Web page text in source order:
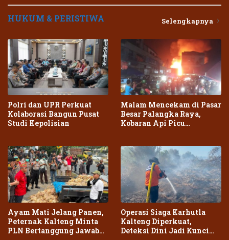
HUKUM & PERISTIWA Selengkapnya
Polri dan UPR Perkuat
Kolaborasi Bangun Pusat
Studi Kepolisian
Malam Mencekam di Pasar
Besar Palangka Raya,
Kobaran Api Picu
Ayam Mati Jelang Panen,
Peternak Kalteng Minta
PLN Bertanggung Jawab
Operasi Siaga Karhutla
Kalteng Diperkuat,
Deteksi Dini Jadi Kunci